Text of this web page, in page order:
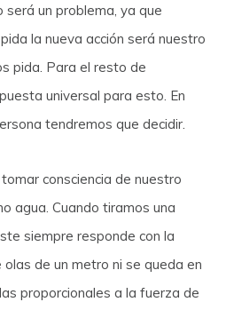
un problema, ya que
la nueva acción será nuestro
pida. Para el resto de
universal para esto. En
tendremos que decidir.
consciencia de nuestro
agua. Cuando tiramos una
siempre responde con la
de un metro ni se queda en
proporcionales a la fuerza de